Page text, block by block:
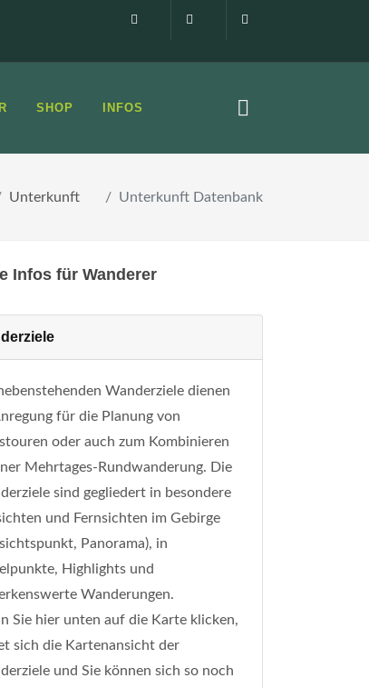
Impressum0160 99873408
SHOP INFOS
Unterkunft Unterkunft Datenbank
Infos für Wanderer
Wanderziele dienen
für die Planung von
oder auch zum Kombinieren
Mehrtages-Rundwanderung. Die
sind gegliedert in besondere
und Fernsichten im Gebirge
Panorama), in
Highlights und
Wanderungen.
Sie hier unten auf die Karte klicken,
sich die Kartenansicht der
und Sie können sich so noch